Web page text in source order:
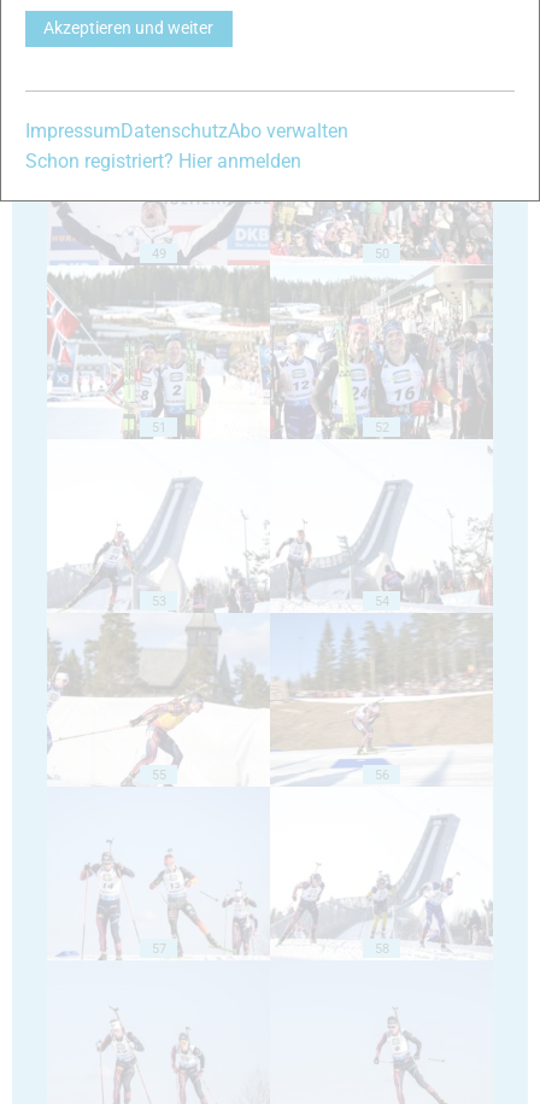
49 50
51 52
53 54
55 56
57 58
Akzeptieren und weiter
Impressum DatenschutzAbo verwalten
Schon registriert? Hier anmelden